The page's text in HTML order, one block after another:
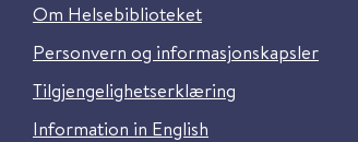
Om Helsebiblioteket
Personvern og informasjonskapsler
Tilgjengelighetserklæring
Information in English